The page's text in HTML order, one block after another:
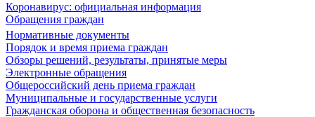
Коронавирус: официальная информация
Обращения граждан
Нормативные документы
Порядок и время приема граждан
Обзоры решений, результаты, принятые меры
Электронные обращения
Общероссийский день приема граждан
Муниципальные и государственные услуги
Гражданская оборона и общественная безопасность